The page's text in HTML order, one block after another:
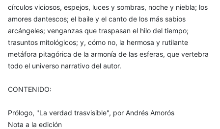
círculos viciosos, espejos, luces y sombras, noche y niebla; los
amores dantescos; el baile y el canto de los más sabios
arcángeles; venganzas que traspasan el hilo del tiempo;
trasuntos mitológicos; y, cómo no, la hermosa y rutilante
metáfora pitagórica de la armonía de las esferas, que vertebra
todo el universo narrativo del autor.
CONTENIDO:
Prólogo, "La verdad trasvisible", por Andrés Amorós
Nota a la edición